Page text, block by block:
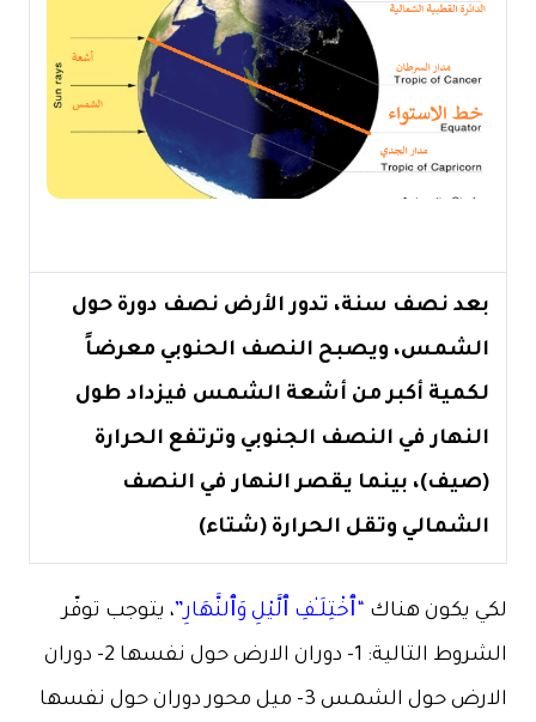
بعد نصف سنة، تدور الأرض نصف دورة حول
الشمس، ويصبح النصف الحنوبي معرضاً
لكمية أكبر من أشعة الشمس فيزداد طول
النهار في النصف الجنوبي وترتفع الحرارة
(صيف)، بينما يقصر النهار في النصف
الشمالي وتقل الحرارة (شتاء)
لكي يكون هناك “ٱخْتِلَـٰفِ ٱلَّيْلِ وَٱلنَّهَارِ”، يتوجب توفّر
الشروط التالية: 1- دوران الارض حول نفسها 2- دوران
الارض حول الشمس 3- ميل محور دوران حول نفسها